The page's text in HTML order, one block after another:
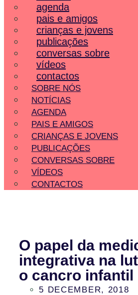
agenda
pais e amigos
crianças e jovens
publicações
conversas sobre
vídeos
contactos
SOBRE NÓS
NOTÍCIAS
AGENDA
PAIS E AMIGOS
CRIANÇAS E JOVENS
PUBLICAÇÕES
CONVERSAS SOBRE
VÍDEOS
CONTACTOS
O papel da
integrativa na
o cancro infantil
5 DECEMBER, 2018